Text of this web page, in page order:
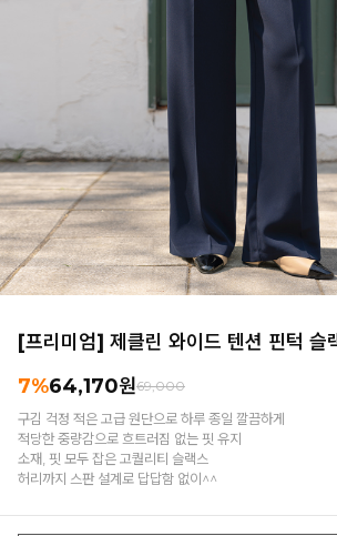
[프리미엄] 제클린 와이드 텐션 핀턱 슬
7%64,170원69,000
구김 걱정 적은 고급 원단으로 하루 종일 깔끔하게
적당한 중량감으로 흐트러짐 없는 핏 유지
소재, 핏 모두 잡은 고퀄리티 슬랙스
허리까지 스판 설계로 답답함 없이^^